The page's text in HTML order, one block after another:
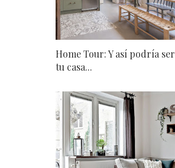
Home Tour: Y así podría ser
tu casa...